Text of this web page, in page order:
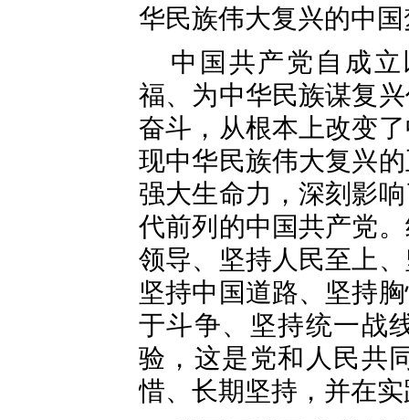
华民族伟大复兴的中
中国共产党自成
福、为中华民族谋复
奋斗，从根本上改变
现中华民族伟大复兴
强大生命力，深刻影
代前列的中国共产党
领导、坚持人民至上
坚持中国道路、坚持
于斗争、坚持统一战
验，这是党和人民共
惜、长期坚持，并在